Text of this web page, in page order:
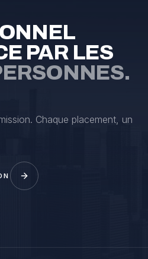
PAR LES
Chaque placement, un